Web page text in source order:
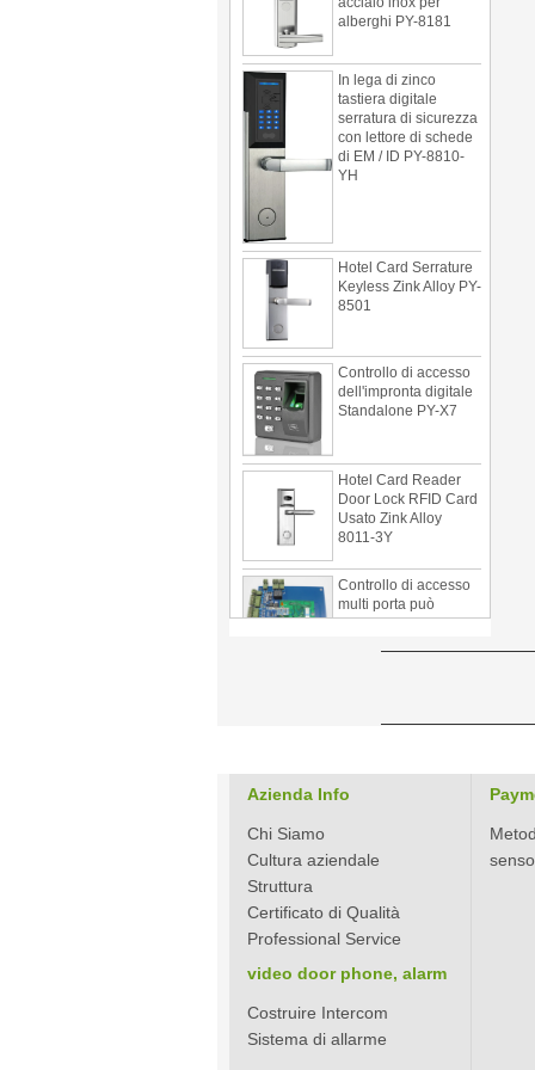
tastiera digitale
serratura di sicurezza
con lettore di schede
di EM / ID PY-8810-
YH
Keyless Zink Alloy PY-
8501
dell'impronta digitale
Standalone PY-X7
Door Lock RFID Card
Usato Zink Alloy
8011-3Y
multi porta può
essere utilizzato con il
lettore di schede 1
Recording PY-V518
coreano RF serratura
Nuova venente
stile Keyless Hotel
8391
Azienda Info
Chi Siamo
Cultura aziendale
Struttura
Certificato di Qualità
Professional Service
video door phone, alarm
system
Costruire Intercom
Sistema di allarme